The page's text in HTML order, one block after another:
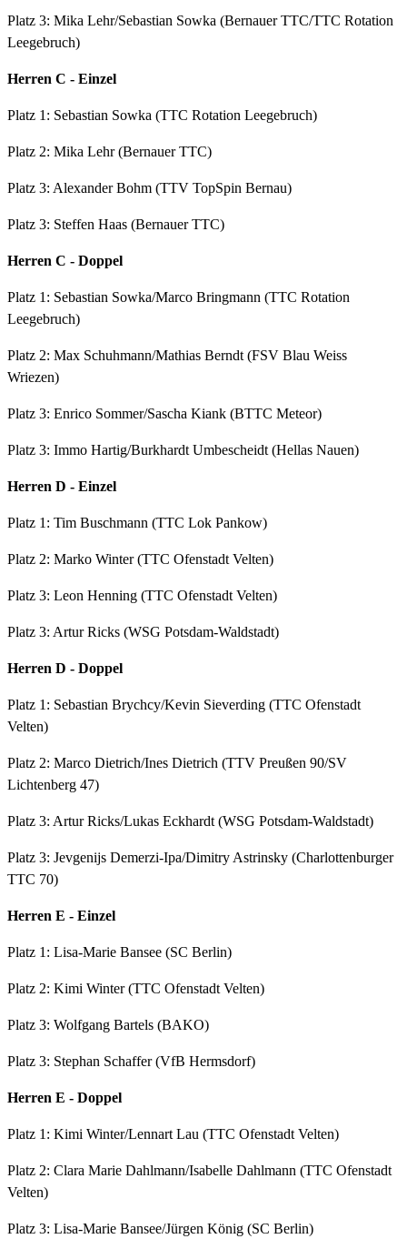
Platz 3: Mika Lehr/Sebastian Sowka (Bernauer TTC/TTC Rotation
Leegebruch)
Herren C - Einzel
Platz 1: Sebastian Sowka (TTC Rotation Leegebruch)
Platz 2: Mika Lehr (Bernauer TTC)
Platz 3: Alexander Bohm (TTV TopSpin Bernau)
Platz 3: Steffen Haas (Bernauer TTC)
Herren C - Doppel
Platz 1: Sebastian Sowka/Marco Bringmann (TTC Rotation
Leegebruch)
Platz 2: Max Schuhmann/Mathias Berndt (FSV Blau Weiss
Wriezen)
Platz 3: Enrico Sommer/Sascha Kiank (BTTC Meteor)
Platz 3: Immo Hartig/Burkhardt Umbescheidt (Hellas Nauen)
Herren D - Einzel
Platz 1: Tim Buschmann (TTC Lok Pankow)
Platz 2: Marko Winter (TTC Ofenstadt Velten)
Platz 3: Leon Henning (TTC Ofenstadt Velten)
Platz 3: Artur Ricks (WSG Potsdam-Waldstadt)
Herren D - Doppel
Platz 1: Sebastian Brychcy/Kevin Sieverding (TTC Ofenstadt
Velten)
Platz 2: Marco Dietrich/Ines Dietrich (TTV Preußen 90/SV
Lichtenberg 47)
Platz 3: Artur Ricks/Lukas Eckhardt (WSG Potsdam-Waldstadt)
Platz 3: Jevgenijs Demerzi-Ipa/Dimitry Astrinsky (Charlottenburger
TTC 70)
Herren E - Einzel
Platz 1: Lisa-Marie Bansee (SC Berlin)
Platz 2: Kimi Winter (TTC Ofenstadt Velten)
Platz 3: Wolfgang Bartels (BAKO)
Platz 3: Stephan Schaffer (VfB Hermsdorf)
Herren E - Doppel
Platz 1: Kimi Winter/Lennart Lau (TTC Ofenstadt Velten)
Platz 2: Clara Marie Dahlmann/Isabelle Dahlmann (TTC Ofenstadt
Velten)
Platz 3: Lisa-Marie Bansee/Jürgen König (SC Berlin)